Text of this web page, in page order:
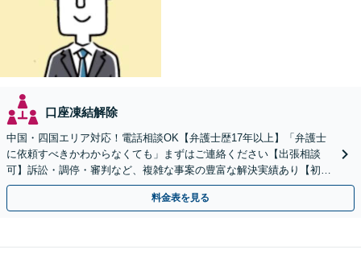
口座凍結解除
中国・四国エリア対応！電話相談OK【弁護士歴17年以上】「弁護士
に依頼すべきかわからなくても」まずはご連絡ください【出張相談
可】訴訟・調停・審判など、複雑な事案の豊富な解決実績あり【初回
相談無料】初回面談のみで解決できるケースもあります
料金表を見る